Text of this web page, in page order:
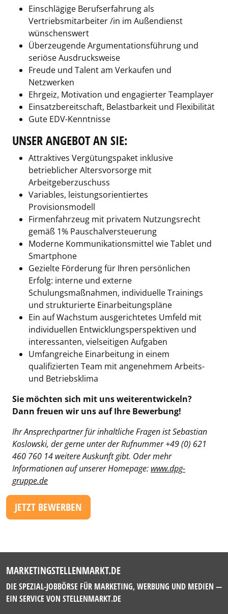
Einschlägige Berufserfahrung als
Vertriebsmitarbeiter /in im Außendienst
wünschenswert
Überzeugende Argumentationsführung und
seriöse Ausdrucksweise
Freude und Talent am Verkaufen und
Netzwerken
Ehrgeiz, Motivation und engagierter Teamplayer
Einsatzbereitschaft, Belastbarkeit und Flexibilität
Gute EDV-Kenntnisse
UNSER ANGEBOT AN SIE:
Attraktives Vergütungspaket inklusive
betrieblicher Altersvorsorge mit
Arbeitgeberzuschuss
Variables, leistungsorientiertes
Provisionsmodell
Firmenfahrzeug mit privatem Nutzungsrecht
gemäß 1% Pauschalversteuerung
Moderne Kommunikationsmittel wie Tablet und
Smartphone
Gezielte Förderung für Ihren persönlichen
Erfolg: interne und externe
Schulungsmaßnahmen, individuelle Trainings
und strukturierte Einarbeitungspläne
Ein auf Wachstum ausgerichtetes Umfeld mit
individuellen Entwicklungsperspektiven und
interessanten, vielseitigen Aufgaben
Umfangreiche Einarbeitung in einem
qualifizierten Team mit angenehmem Arbeits-
und Betriebsklima
Sie möchten sich mit uns weiterentwickeln?
Dann freuen wir uns auf Ihre Bewerbung!
Ihr Ansprechpartner für inhaltliche Fragen ist Sebastian
Koslowski, der gerne unter der Rufnummer +49 (0) 621
460 760 14 weitere Auskunft gibt. Oder mehr
Informationen auf unserer Homepage: www.dpg-
gruppe.de
JETZT BEWERBEN
MARKETINGSTELLENMARKT.DE
DIE SPEZIAL-JOBBÖRSE FÜR MARKETING, WERBUNG UND MEDIEN —
EIN SERVICE VON STELLENMARKT.DE